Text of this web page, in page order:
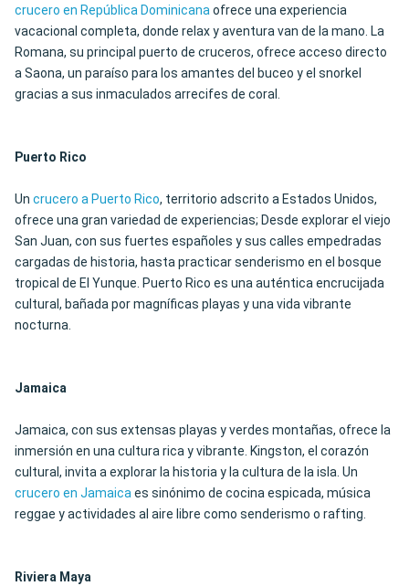
crucero en República Dominicanaofrece una experiencia
vacacional completa, donde relax y aventura van de la mano. La
Romana, su principal puerto de cruceros, ofrece acceso directo
a Saona, un paraíso para los amantes del buceo y el snorkel
gracias a sus inmaculados arrecifes de coral.
Puerto Rico
Un crucero a Puerto Rico, territorio adscrito a Estados Unidos,
ofrece una gran variedad de experiencias; Desde explorar el viejo
San Juan, con sus fuertes españoles y sus calles empedradas
cargadas de historia, hasta practicar senderismo en el bosque
tropical de El Yunque. Puerto Rico es una auténtica encrucijada
cultural, bañada por magníficas playas y una vida vibrante
nocturna.
Jamaica
Jamaica, con sus extensas playas y verdes montañas, ofrece la
inmersión en una cultura rica y vibrante. Kingston, el corazón
cultural, invita a explorar la historia y la cultura de la isla. Un
crucero en Jamaicaes sinónimo de cocina espicada, música
reggae y actividades al aire libre como senderismo o rafting.
Riviera Maya